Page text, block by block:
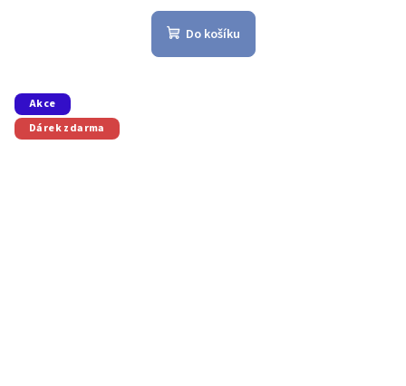
Do košíku
Akce
Dárek zdarma